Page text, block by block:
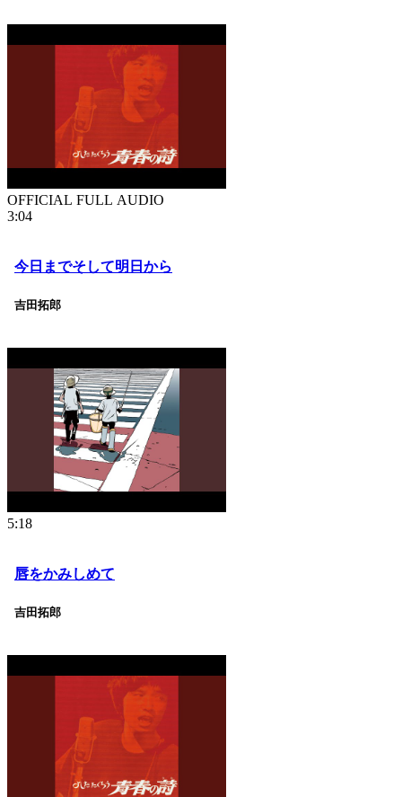
OFFICIAL FULL AUDIO
3:04
今日までそして明日から
吉田拓郎
5:18
唇をかみしめて
吉田拓郎